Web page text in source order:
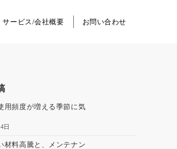
サービス/会社概要 お問い合わせ
用頻度が増える季節に気
日
材料高騰と、メンテナン